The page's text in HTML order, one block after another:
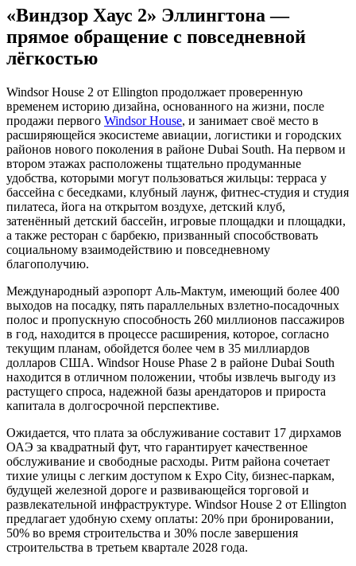
«Виндзор Хаус 2» Эллингтона —
прямое обращение с повседневной
лёгкостью
Windsor House 2 от Ellington продолжает проверенную
временем историю дизайна, основанного на жизни, после
продажи первого Windsor House, и занимает своё место в
расширяющейся экосистеме авиации, логистики и городских
районов нового поколения в районе Dubai South. На первом и
втором этажах расположены тщательно продуманные
удобства, которыми могут пользоваться жильцы: терраса у
бассейна с беседками, клубный лаунж, фитнес-студия и студия
пилатеса, йога на открытом воздухе, детский клуб,
затенённый детский бассейн, игровые площадки и площадки,
а также ресторан с барбекю, призванный способствовать
социальному взаимодействию и повседневному
благополучию.
Международный аэропорт Аль-Мактум, имеющий более 400
выходов на посадку, пять параллельных взлетно-посадочных
полос и пропускную способность 260 миллионов пассажиров
в год, находится в процессе расширения, которое, согласно
текущим планам, обойдется более чем в 35 миллиардов
долларов США. Windsor House Phase 2 в районе Dubai South
находится в отличном положении, чтобы извлечь выгоду из
растущего спроса, надежной базы арендаторов и прироста
капитала в долгосрочной перспективе.
Ожидается, что плата за обслуживание составит 17 дирхамов
ОАЭ за квадратный фут, что гарантирует качественное
обслуживание и свободные расходы. Ритм района сочетает
тихие улицы с легким доступом к Expo City, бизнес-паркам,
будущей железной дороге и развивающейся торговой и
развлекательной инфраструктуре. Windsor House 2 от Ellington
предлагает удобную схему оплаты: 20% при бронировании,
50% во время строительства и 30% после завершения
строительства в третьем квартале 2028 года.